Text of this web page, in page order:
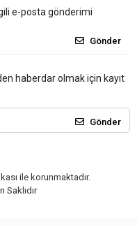
e-posta gönderimi
Gönder
haberdar olmak için kayıt
Gönder
ile korunmaktadır.
Saklıdır